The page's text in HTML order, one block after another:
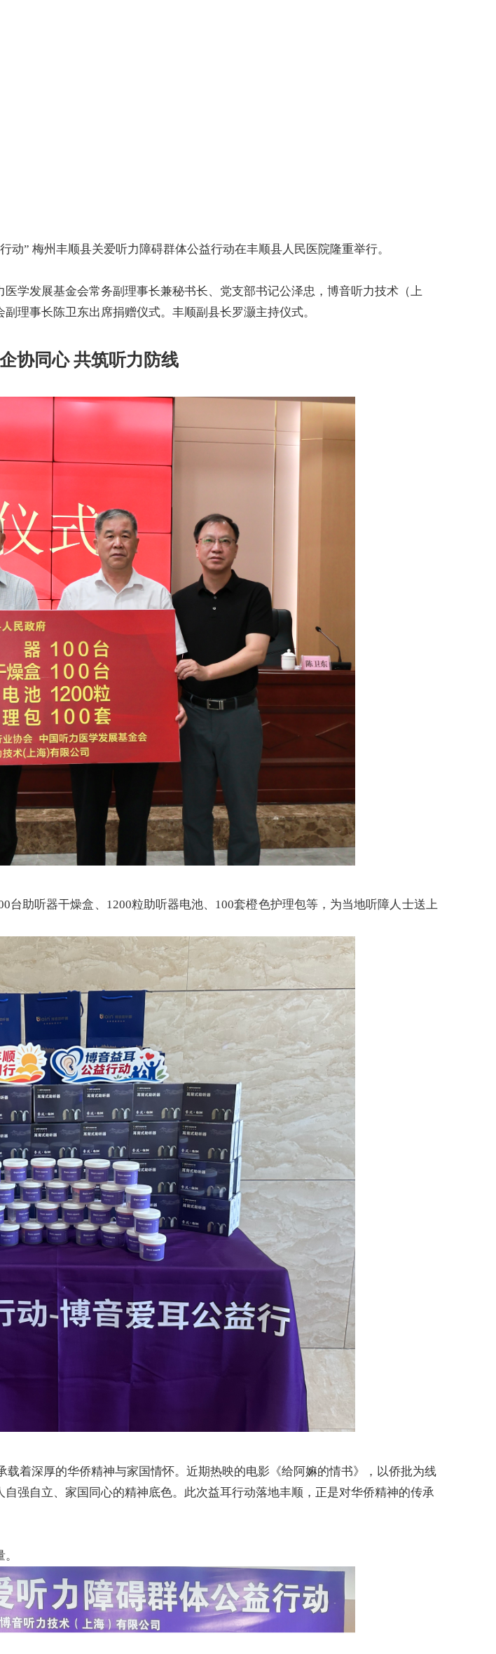
动”梅州丰顺县关爱听力障碍群体公益行动在丰顺县人民医院隆重举行。
学发展基金会常务副理事长兼秘书长、党支部书记公泽忠，博音听力技术（上
理事长陈卫东出席捐赠仪式。丰顺副县长罗灏主持仪式。
协同心 共筑听力防线
台助听器干燥盒、1200粒助听器电池、100套橙色护理包等，为当地听障人士送上
载着深厚的华侨精神与家国情怀。近期热映的电影《给阿嫲的情书》，以侨批为线
强自立、家国同心的精神底色。此次益耳行动落地丰顺，正是对华侨精神的传承